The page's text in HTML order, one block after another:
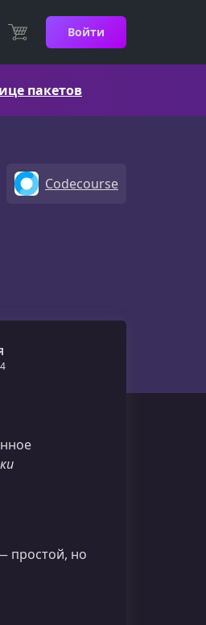
Войти
пакетов
Codecourse
простой, но